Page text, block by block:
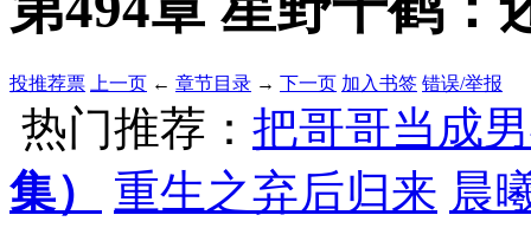
投推荐票 上一页 ← 章节目录 → 下一页 加入书签 错误/举报
热门推荐： 把哥哥当成
集）
重生之弃后归来 晨